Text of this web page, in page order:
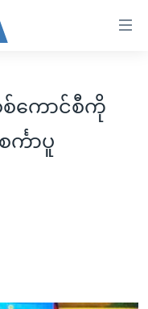
ကောင်စီကို
ကာပူ